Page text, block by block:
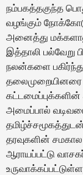
நம்பகத்தகுந்த
வழங்கும்
அனைத்து
இத்தாலி பல்வேறு
நலன்களை
தலைமுறையினரை
அமைப்பால்
தரவுகளின்
ஆராயப்பட்டு